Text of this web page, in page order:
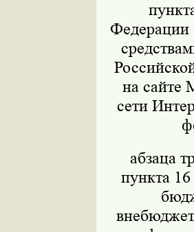
Федерации
на сайте
сети
абзаца
пункта